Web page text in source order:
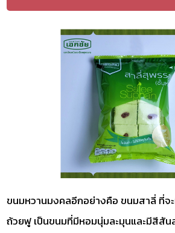
ขนมหวานมงคลอีกอย่างคือ ขนมสาลี่ ที่จ
ถ้วยฟู เป็นขนมที่มีหอมนุ่มละมุนและมีสีสัน